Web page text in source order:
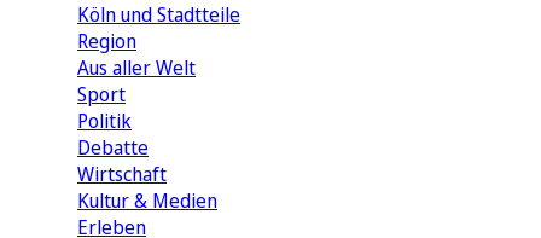
Köln und Stadtteile
Region
Aus aller Welt
Sport
Politik
Debatte
Wirtschaft
Kultur & Medien
Erleben